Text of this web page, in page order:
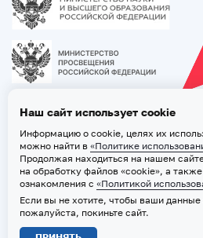
2026 © ТВГМУ. Все права защищены
Политика обработки персональных
Наш сайт использует cookie
Информацию о cookie, целях их
можно найти в «Политике
Продолжая находиться на нашем
на обработку файлов «cookie», а
ознакомления с «Политикой
Если вы не хотите, чтобы ваши
пожалуйста, покиньте сайт.